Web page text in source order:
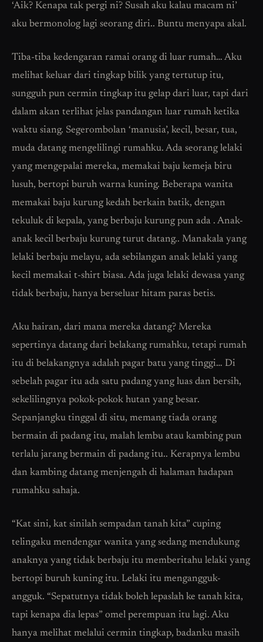
‘Aik? Kenapa tak pergi ni? Susah aku kalau macam ni’
aku bermonolog lagi seorang diri.. Buntu menyapa akal.
Tiba-tiba kedengaran ramai orang di luar rumah… Aku
melihat keluar dari tingkap bilik yang tertutup itu,
sungguh pun cermin tingkap itu gelap dari luar, tapi dari
dalam akan terlihat jelas pandangan luar rumah ketika
waktu siang. Segerombolan ‘manusia’, kecil, besar, tua,
muda datang mengelilingi rumahku. Ada seorang lelaki
yang mengepalai mereka, memakai baju kemeja biru
lusuh, bertopi buruh warna kuning. Beberapa wanita
memakai baju kurung kedah berkain batik, dengan
tekuluk di kepala, yang berbaju kurung pun ada . Anak-
anak kecil berbaju kurung turut datang.. Manakala yang
lelaki berbaju melayu, ada sebilangan anak lelaki yang
kecil memakai t-shirt biasa. Ada juga lelaki dewasa yang
tidak berbaju, hanya berseluar hitam paras betis.
Aku hairan, dari mana mereka datang? Mereka
sepertinya datang dari belakang rumahku, tetapi rumah
itu di belakangnya adalah pagar batu yang tinggi… Di
sebelah pagar itu ada satu padang yang luas dan bersih,
sekelilingnya pokok-pokok hutan yang besar.
Sepanjangku tinggal di situ, memang tiada orang
bermain di padang itu, malah lembu atau kambing pun
terlalu jarang bermain di padang itu.. Kerapnya lembu
dan kambing datang menjengah di halaman hadapan
rumahku sahaja.
“Kat sini, kat sinilah sempadan tanah kita” cuping
telingaku mendengar wanita yang sedang mendukung
anaknya yang tidak berbaju itu memberitahu lelaki yang
bertopi buruh kuning itu. Lelaki itu mengangguk-
angguk. “Sepatutnya tidak boleh lepaslah ke tanah kita,
tapi kenapa dia lepas” omel perempuan itu lagi. Aku
hanya melihat melalui cermin tingkap, badanku masih